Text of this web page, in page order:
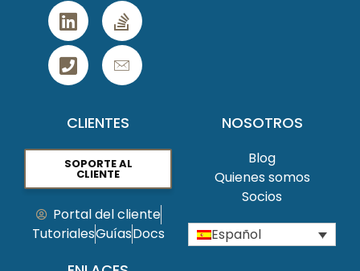
CLIENTES
SOPORTE AL
CLIENTE
Portal del cliente
TutorialesGuíasDocs
NOSOTROS
Blog
Quienes somos
Socios
Español